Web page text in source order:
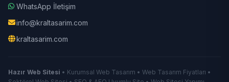
WhatsApp İletişim
info@kraltasarim.com
kraltasarim.com
Hazır Web Sitesi • Kurumsal Web Tasarım • Web Tasarım Fiyatları •